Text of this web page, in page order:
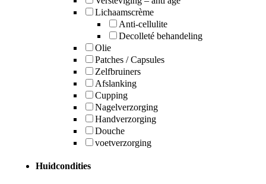
Lichaamscrème
Anti-cellulite
Decolleté behandeling
Olie
Patches / Capsules
Zelfbruiners
Afslanking
Cupping
Nagelverzorging
Handverzorging
Douche
voetverzorging
Huidcondities